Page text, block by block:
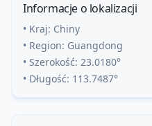
Informacje o lokalizacji
• Kraj: Chiny
• Region: Guangdong
• Szerokość: 23.0180°
• Długość: 113.7487°